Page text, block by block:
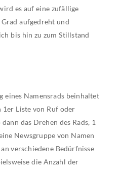
es auf eine zufällige
aufgedreht und
bis hin zu zum Stillstand
eines Namensrads beinhaltet
1er Liste von Ruf oder
das Drehen des Rads, 1
Newsgruppe von Namen
verschiedene Bedürfnisse
die Anzahl der